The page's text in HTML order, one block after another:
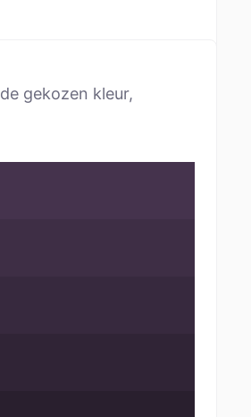
gekozen kleur,